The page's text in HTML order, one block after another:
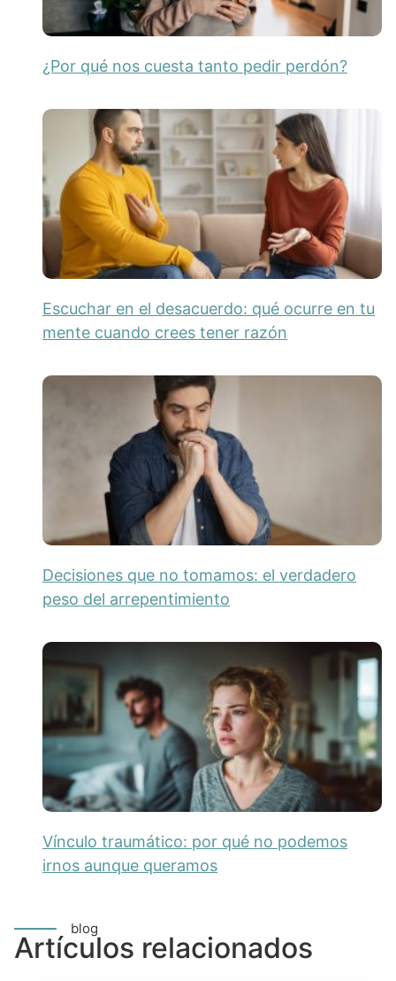
¿Por qué nos cuesta tanto pedir perdón?
Escuchar en el desacuerdo: qué ocurre en tu
mente cuando crees tener razón
Decisiones que no tomamos: el verdadero
peso del arrepentimiento
Vínculo traumático: por qué no podemos
irnos aunque queramos
blog
Artículos relacionados